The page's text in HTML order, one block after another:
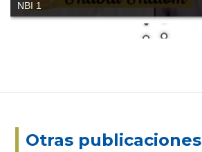
NBI 4
Otras publicaciones